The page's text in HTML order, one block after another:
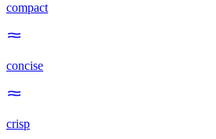
compact
concise
crisp